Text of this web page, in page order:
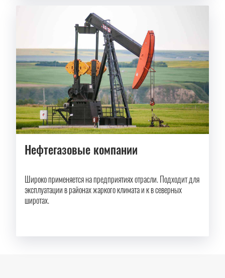
Нефтегазовые компании
Широко применяется на предприятиях отрасли. Подходит для
эксплуатации в районах жаркого климата и к в северных
широтах.